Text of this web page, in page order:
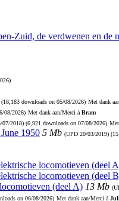
Zuid, de verdwenen en
(18,183 downloads on 05/08/2026) Met dank
08/2026) Met dank aan/Merci à Bram
07/2018) (6,921 downloads on 07/08/2026)
1950 5 Mb (UPD 20/03/2019)
locomotieven (deel
locomotieven (deel
(deel A) 13 Mb
on 06/08/2026) Met dank aan/Merci à